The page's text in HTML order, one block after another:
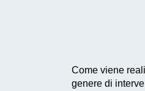
Come viene
genere di